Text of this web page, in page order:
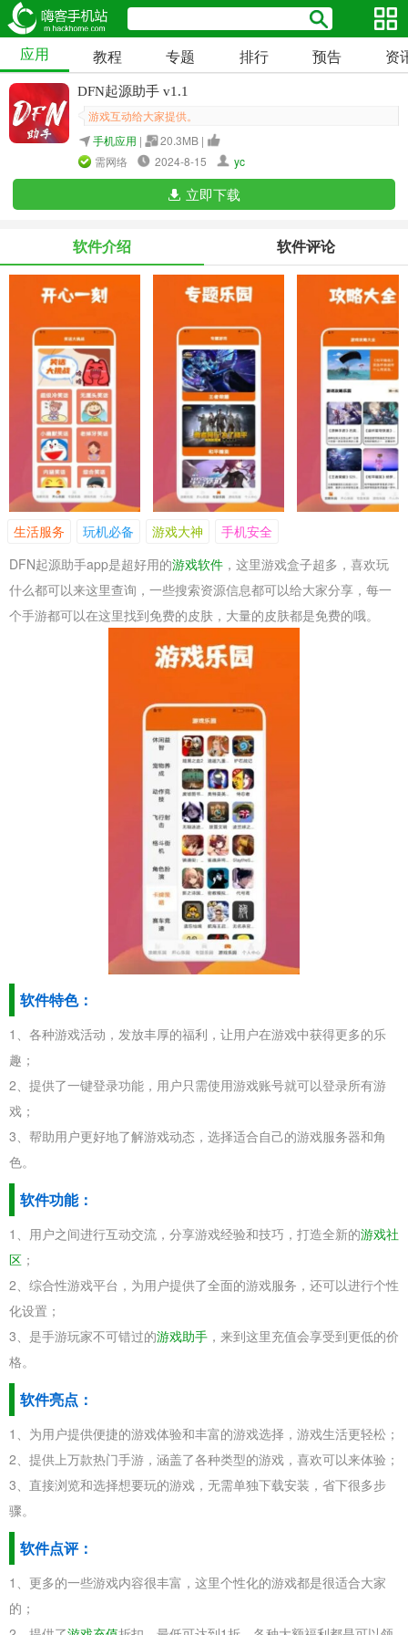
应用 教程 专题 排行 预告 资
DFN起源助手 v1.1
游戏互动给大家提供。
手机应用 |
20.3MB |
需网络
2024-8-15 yc
立即下载
软件介绍 软件评论
生活服务 玩机必备 游戏大神
手机安全
DFN起源助手app是超好用的游戏软件 ，这里游戏盒子超多，喜欢玩
什么都可以来这里查询，一些搜索资源信息都可以给大家分享，每一
个手游都可以在这里找到免费的皮肤，大量的皮肤都是免费的哦。
软件特色：
1、各种游戏活动，发放丰厚的福利，让用户在游戏中获得更多的乐
趣；
2、提供了一键登录功能，用户只需使用游戏账号就可以登录所有游
戏；
3、帮助用户更好地了解游戏动态，选择适合自己的游戏服务器和角
色。
软件功能：
1、用户之间进行互动交流，分享游戏经验和技巧，打造全新的游戏社
区 ；
2、综合性游戏平台，为用户提供了全面的游戏服务，还可以进行个性
化设置；
3、是手游玩家不可错过的游戏助手 ，来到这里充值会享受到更低的价
格。
软件亮点：
1、为用户提供便捷的游戏体验和丰富的游戏选择，游戏生活更轻松；
2、提供上万款热门手游，涵盖了各种类型的游戏，喜欢可以来体验；
3、直接浏览和选择想要玩的游戏，无需单独下载安装，省下很多步
骤。
软件点评：
1、更多的一些游戏内容很丰富，这里个性化的游戏都是很适合大家
的；